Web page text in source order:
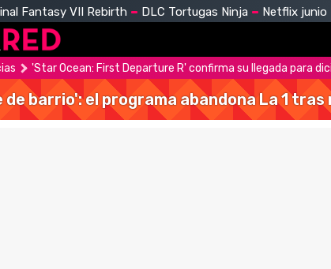
Fantasy VII Rebirth DLC Tortugas Ninja Netflix junio
'Star Ocean: First Departure R' confirma su llegada para
de barrio': el programa abandona La 1 tras